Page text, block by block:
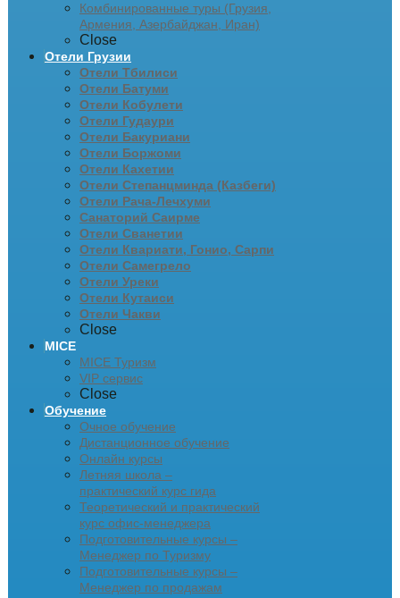
Комбинированные туры (Грузия,
Армения, Азербайджан, Иран)
Close
Отели Грузии
Отели Тбилиси
Отели Батуми
Отели Кобулети
Отели Гудаури
Отели Бакуриани
Отели Боржоми
Отели Кахетии
Отели Степанцминда (Казбеги)
Отели Рача-Лечхуми
Санаторий Саирме
Отели Сванетии
Отели Квариати, Гонио, Сарпи
Отели Самегрело
Отели Уреки
Отели Кутаиси
Отели Чакви
Close
MICE
MICE Туризм
VIP сервис
Close
Обучение
Очное обучение
Дистанционное обучение
Онлайн курсы
Летняя школа –
практический курс гида
Теоретический и практический
курс офис-менеджера
Подготовительные курсы –
Менеджер по Туризму
Подготовительные курсы –
Менеджер по продажам